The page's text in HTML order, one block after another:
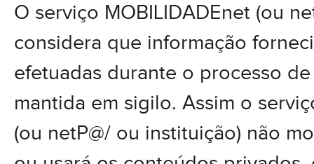
O serviço MOBILIDADEnet (ou
considera que informação
efetuadas durante o processo
mantida em sigilo. Assim o
(ou netP@/ ou instituição) não